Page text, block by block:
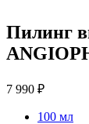
Пилинг
7 990 ₽
100 мл